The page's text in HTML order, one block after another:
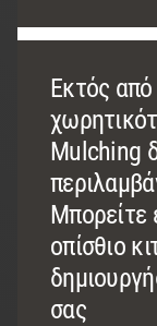
Εκτός από
Mulching
Μπορείτε
οπίσθιο
σας